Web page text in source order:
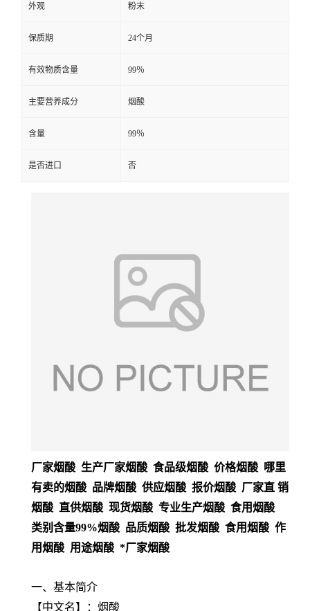
外观 粉末
保质期 24个月
有效物质含量 99％
主要营养成分 烟酸
含量 99％
是否进口 否
厂家烟酸 生产厂家烟酸 食品级烟酸 价格烟酸 哪里
有卖的烟酸 品牌烟酸 供应烟酸 报价烟酸 厂家直 销
烟酸 直供烟酸 现货烟酸 专业生产烟酸 食用烟酸
类别含量99%烟酸 品质烟酸 批发烟酸 食用烟酸 作
用烟酸 用途烟酸 *厂家烟酸
一、基本简介
【中文名】：烟酸